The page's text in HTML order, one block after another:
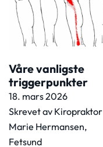
Våre vanligste
triggerpunkter
18. mars 2026
Skrevet av Kiropraktor
Marie Hermansen,
Fetsund